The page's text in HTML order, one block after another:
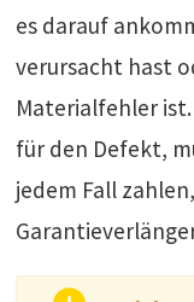
es darauf
verursacht hast
Materialfehler
für den Defekt,
jedem Fall